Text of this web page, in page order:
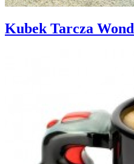
Kubek Tarcza